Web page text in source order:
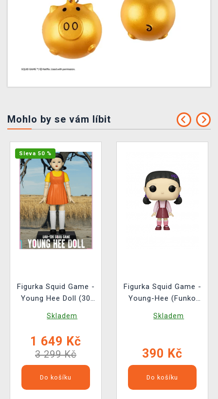
Mohlo by se vám líbit
Sleva 50 %
Figurka Squid Game -
Young Hee Doll (30
(Beast Kingdom)
Skladem
1 649 Kč
3 299 Kč
Do košíku
Figurka Squid Game -
Young-Hee (Funko
Skladem
390 Kč
Do košíku